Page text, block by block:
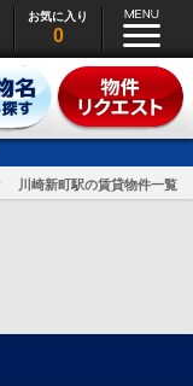
お気に入り
0
川崎新町駅の賃貸物件一覧